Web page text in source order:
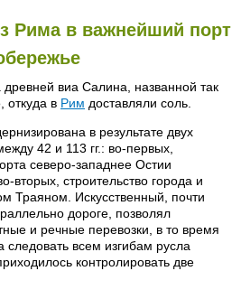
Рима в важнейший порт
виа Салина, названной так
откуда в Рим доставляли соль.
в результате двух
42 и 113 гг.: во-первых,
северо-западнее Остии
вторых, строительство города и
Траяном. Искусственный, почти
дороге, позволял
и речные перевозки, в то время
следовать всем изгибам русла
контролировать две